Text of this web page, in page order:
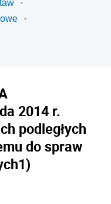
2014 r.
podległych
do spraw
1)